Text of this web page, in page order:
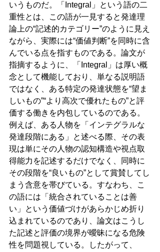
いうものだ。「Integral」という語の二
重性とは、この語が一見すると発達理
論上の“記述的カテゴリー”のように見え
ながら、実際には“価値判断”を同時に含
んでいる点を指すものである。論文が
指摘するように、「Integral」は厚い概
念として機能しており、単なる説明語
ではなく、ある特定の発達状態を“望ま
しいもの”“より高次で優れたもの”と評
価する働きを内包しているのである。
例えば、ある人物を「インテグラルな
発達段階にある」と述べる際、その表
現は単にその人物の認知構造や視点取
得能力を記述するだけでなく、同時に
その段階を“良いもの”として賞賛してし
まう含意を帯びている。すなわち、こ
の語には「統合されていることは善
い」という価値づけがあらかじめ折り
込まれているのであり、論文はこうし
た記述と評価の境界が曖昧になる危険
性を問題視している。したがって、